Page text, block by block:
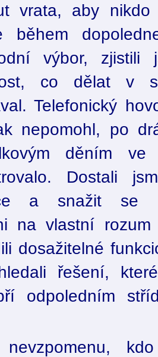
vrata, aby
během
výbor,
co dělat v
Telefonický
nepomohl, po
děním
Dostali
a snažit se
na vlastní
dosažitelné
řešení,
odpoledním